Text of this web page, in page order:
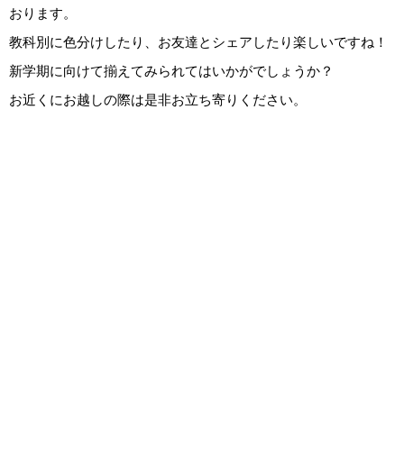
おります。
教科別に色分けしたり、お友達とシェアしたり楽しいですね！
新学期に向けて揃えてみられてはいかがでしょうか？
お近くにお越しの際は是非お立ち寄りください。